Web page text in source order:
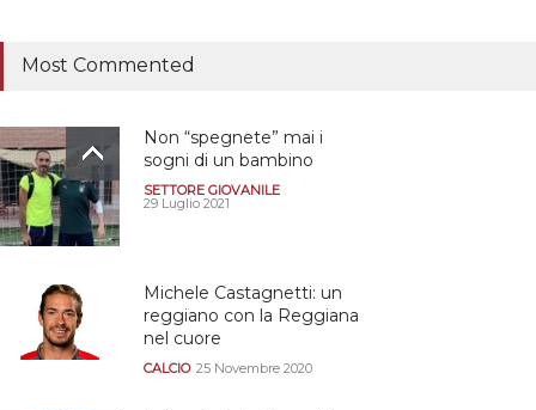
Most Commented
Non “spegnete” mai i
sogni di un bambino
SETTORE GIOVANILE
29 Luglio 2021
Michele Castagnetti: un
reggiano con la Reggiana
nel cuore
CALCIO 25 Novembre 2020